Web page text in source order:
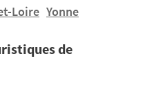
de vos vacances au
Bourgogne, visitez
prestigieuses abbayes
Loire Yonne
de